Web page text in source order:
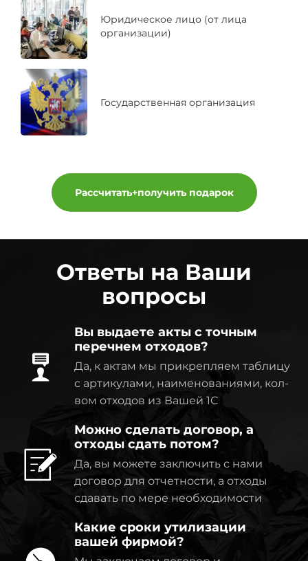
Юридическое лицо (от лица
организации)
Государственная организация
Рассчитать+получить подарок
Ответы на Ваши
вопросы
Вы выдаете акты с точным
перечнем отходов?
Да, к актам мы прикрепляем таблицу
с артикулами, наименованиями, кол-
вом отходов из Вашей 1C
Можно сделать договор, а
отходы сдать потом?
Да, вы можете заключить с нами
договор для отчетности, а отходы
сдавать по мере необходимости
Какие сроки утилизации
вашей фирмой?